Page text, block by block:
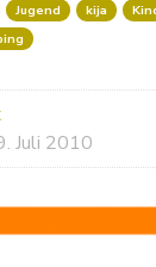
Jugend kija
Juli 2010